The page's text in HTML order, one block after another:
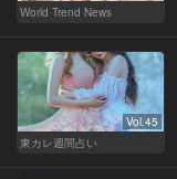
World Trend News
Vol.45
東カレ週間占い